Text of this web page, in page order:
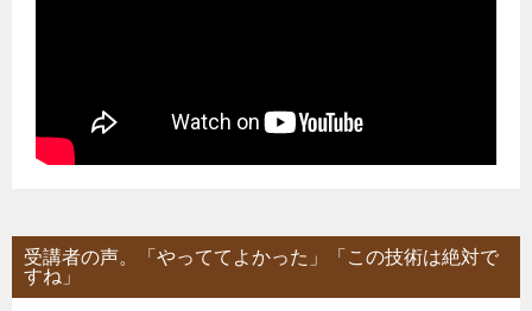
受講者の声。「やっててよかった」「この技術は絶対で
すね」